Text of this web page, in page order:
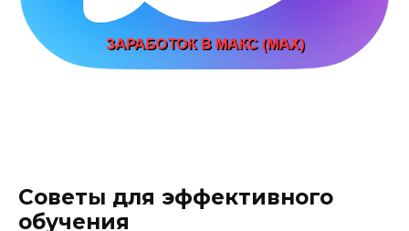
Советы для эффективного
обучения